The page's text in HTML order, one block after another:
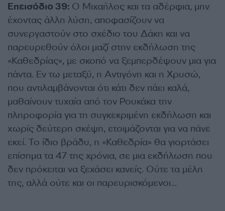
Επεισόδιο 39: Ο Μιχαήλος και τα αδέρφια, μην
έχοντας άλλη λύση, αποφασίζουν να
συνεργαστούν στο σχέδιο του Δάκη και να
παρευρεθούν όλοι μαζί στην εκδήλωση της
«Καθεδρίας», με σκοπό να ξεμπερδέψουν μια για
πάντα. Εν τω μεταξύ, η Αντιγόνη και η Χρυσώ,
που αντιλαμβάνονται ότι κάτι δεν πάει καλά,
μαθαίνουν τυχαία από τον Ρουκάκα την
πληροφορία για τη συγκεκριμένη εκδήλωση και
χωρίς δεύτερη σκέψη, ετοιμάζονται για να πάνε
εκεί. Το ίδιο βράδυ, η «Καθεδρία» θα γιορτάσει
επίσημα τα 47 της χρόνια, σε μια εκδήλωση που
δεν πρόκειται να ξεχάσει κανείς. Ούτε τα μέλη
της, αλλά ούτε και οι παρευρισκόμενοι…